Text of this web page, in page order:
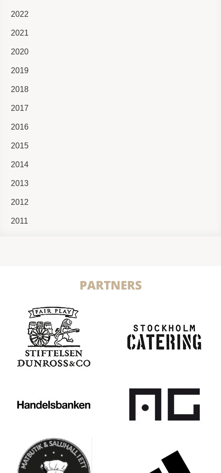
2022
2021
2020
2019
2018
2017
2016
2015
2014
2013
2012
2011